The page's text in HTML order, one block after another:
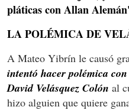
pláticas con Allan Alemán'
LA POLÉMICA DE
A Mateo Yibrín le causó
intentó hacer polémica
David Velásquez Colón al
hizo alguien que quiere